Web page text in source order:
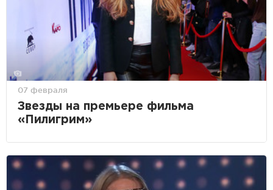
07 февраля
Звезды на премьере фильма
«Пилигрим»